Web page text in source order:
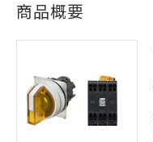
商品概要